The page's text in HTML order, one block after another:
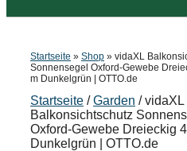
Startseite » Shop » vidaXL
Sonnensegel Oxford-Gewebe
m Dunkelgrün | OTTO.de
Startseite /Garden / vidaXL
Balkonsichtschutz
Oxford-Gewebe Dreieckig
Dunkelgrün | OTTO.de